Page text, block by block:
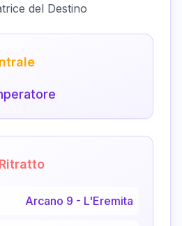
del Destino
Arcano 9 - L'Eremita